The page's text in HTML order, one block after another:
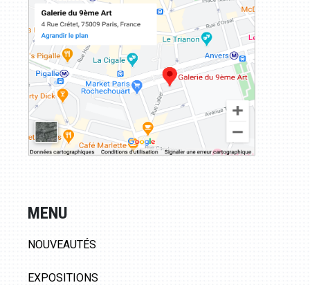
MENU
NOUVEAUTÉS
EXPOSITIONS